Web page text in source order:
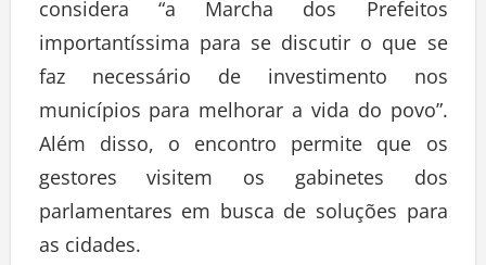
considera “a Marcha dos Prefeitos
importantíssima para se discutir o que se
faz necessário de investimento nos
municípios para melhorar a vida do povo”.
Além disso, o encontro permite que os
gestores visitem os gabinetes dos
parlamentares em busca de soluções para
as cidades.